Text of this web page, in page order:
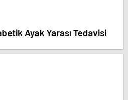
Ayak Yarası Tedavisi